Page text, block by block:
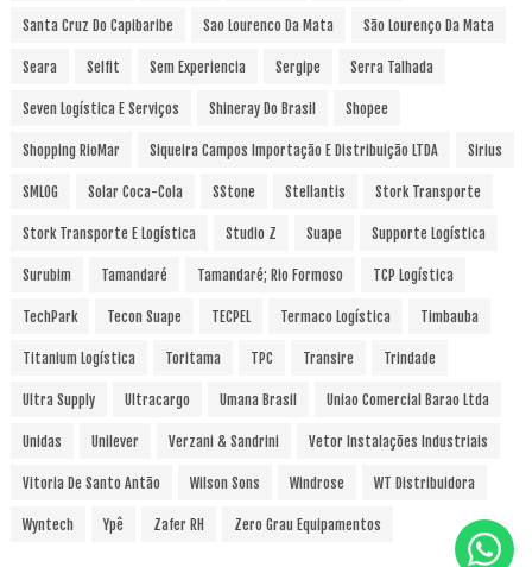
Santa Cruz Do Capibaribe Sao Lourenco Da Mata São Lourenço Da Mata
Seara Selfit Sem Experiencia Sergipe Serra Talhada
Seven Logística E Serviços Shineray Do Brasil Shopee
Shopping RioMar Siqueira Campos Importação E Distribuição LTDA Sirius
SMLOG Solar Coca-Cola SStone Stellantis Stork Transporte
Stork Transporte E Logística Studio Z Suape Supporte Logística
Surubim Tamandaré Tamandaré; Rio Formoso TCP Logística
TechPark Tecon Suape TECPEL Termaco Logística Timbauba
Titanium Logística Toritama TPC Transire Trindade
Ultra Supply Ultracargo Umana Brasil Uniao Comercial Barao Ltda
Unidas Unilever Verzani & Sandrini Vetor Instalações Industriais
Vitoria De Santo Antão Wilson Sons Windrose WT Distribuidora
Wyntech Ypê Zafer RH Zero Grau Equipamentos